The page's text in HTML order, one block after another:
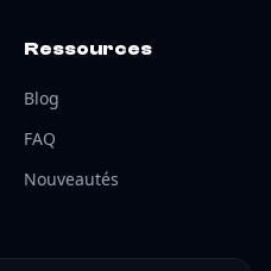
Ressources
Blog
FAQ
Nouveautés